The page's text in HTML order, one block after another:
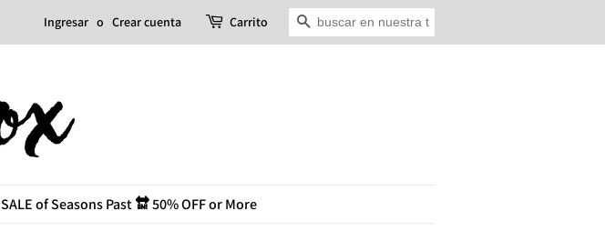
Ingresar o Crear cuenta Carrito Buscar
SALE of Seasons Past 🔛 50% OFF or More